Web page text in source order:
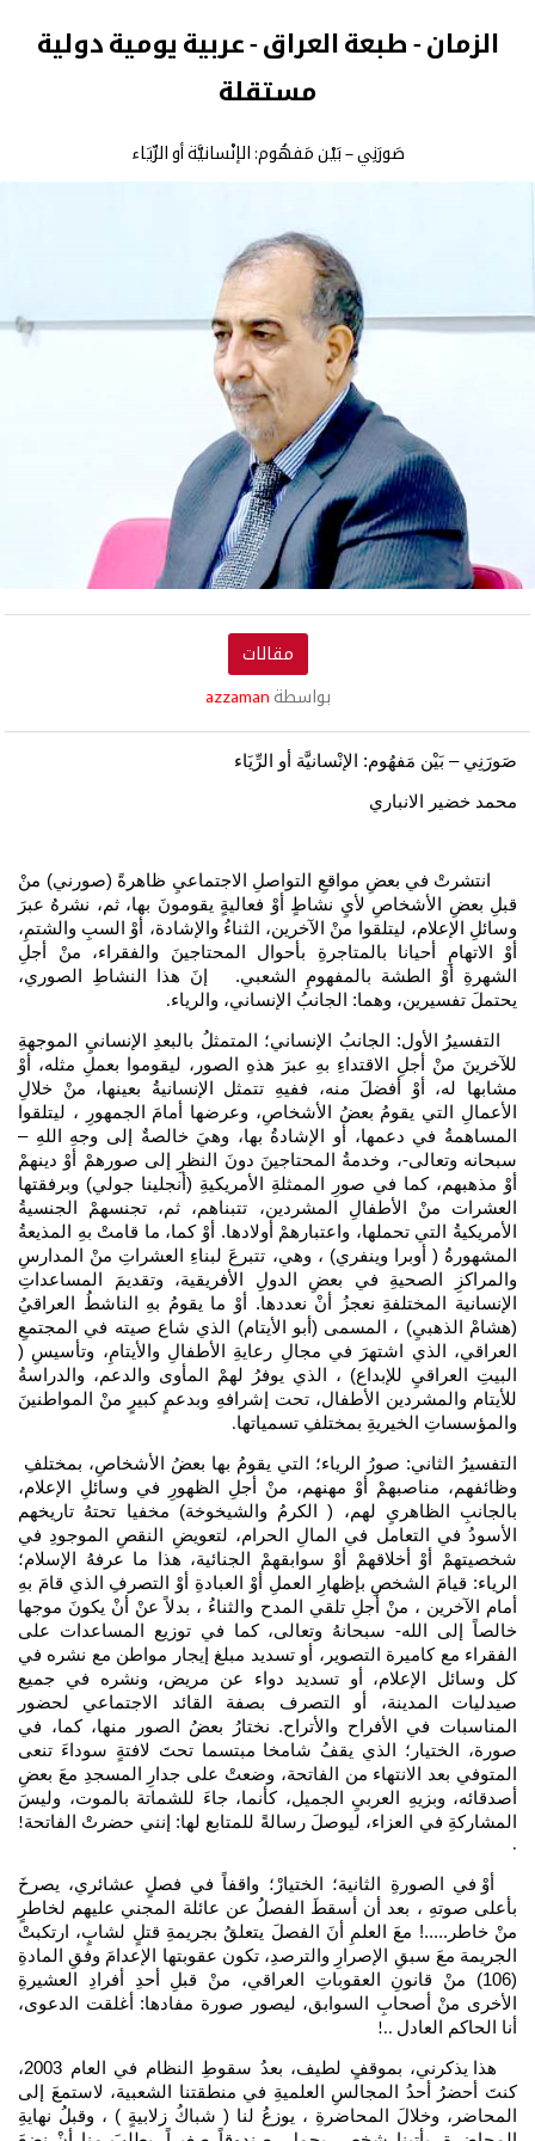
الزمان - طبعة العراق - عربية يومية دولية
مستقلة
صَورَنِي – بَيْن مَفهُوم: الإنْسانيَّة أو الرِّيَاء
مقالات
بواسطة azzaman
صَورَنِي – بَيْن مَفهُوم: الإنْسانيَّة أو الرِّيَاء
محمد خضير الانباري
انتشرتْ في بعضِ مواقعِ التواصلِ الاجتماعيِ ظاهرةً (صورني) منْ
قبلِ بعضِ الأشخاصِ لأيِ نشاطٍ أوْ فعاليةٍ يقومونَ بها، ثم، نشرهُ عبرَ
وسائلِ الإعلام، ليتلقوا منْ الآخرين، الثناءُ والإشادة، أوْ السبِ والشتمِ،
أوْ الاتهامِ أحيانا بالمتاجرةِ بأحوال المحتاجينَ والفقراء، منْ أجلِ
الشهرةِ أوْ الطشة بالمفهومِ الشعبي. إنَ هذا النشاطِ الصوري،
يحتملَ تفسيرين، وهما: الجانبُ الإنساني، والرياء.
التفسيرُ الأول: الجانبُ الإنساني؛ المتمثلُ بالبعدِ الإنسانيِ الموجهةِ
للآخرينَ منْ أجلِ الاقتداءِ بهِ عبرَ هذهِ الصور، ليقوموا بعملِ مثله، أوْ
مشابها له، أوْ أفضلَ منه، ففيهِ تتمثل الإنسانيةُ بعينها، منْ خلالِ
الأعمالِ التي يقومُ بعضُ الأشخاصِ، وعرضها أمامَ الجمهورِ ، ليتلقوا
المساهمةُ في دعمها، أو الإشادةُ بها، وهيَ خالصةٌ إلى وجهِ اللهِ –
سبحانه وتعالى-، وخدمةُ المحتاجينَ دونَ النظرِ إلى صورهمْ أوْ دينهمْ
أوْ مذهبهم، كما في صورِ الممثلةِ الأمريكيةِ (أنجلينا جولي) وبرفقتها
العشرات منْ الأطفالِ المشردين، تتبناهم، ثم، تجنسهمْ الجنسيةُ
الأمريكيةُ التي تحملها، واعتبارهمْ أولادها. أوْ كما، ما قامتْ بهِ المذيعةُ
المشهورةُ ( أوبرا وينفري) ، وهي، تتبرعَ لبناءِ العشراتِ منْ المدارسِ
والمراكزِ الصحيةِ في بعضِ الدولِ الأفريقية، وتقديمَ المساعداتِ
الإنسانية المختلفةِ نعجزُ أنْ نعددها. أوْ ما يقومُ بهِ الناشطُ العراقيُ
(هشامْ الذهبيِ) ، المسمى (أبو الأيتام) الذي شاع صيته في المجتمعِ
العراقي، الذي اشتهرَ في مجالِ رعايةِ الأطفالِ والأيتامِ، وتأسيسِ (
البيتِ العراقيِ للإبداع) ، الذي يوفرُ لهمْ المأوى والدعم، والدراسةُ
للأيتام والمشردين الأطفال، تحت إشرافهِ وبدعمٍ كبيرٍ منْ المواطنينَ
والمؤسساتِ الخيريةِ بمختلفِ تسمياتها.
التفسيرُ الثاني: صورُ الرياء؛ التي يقومُ بها بعضُ الأشخاصِ، بمختلفِ
وظائفهم، مناصبهمْ أوْ مهنهم، منْ أجلِ الظهورِ في وسائلِ الإعلام،
بالجانبِ الظاهريِ لهم، ( الكرمُ والشيخوخة) مخفيا تحتهُ تاريخهم
الأسودُ في التعامل في المالِ الحرام، لتعويضِ النقصِ الموجودِ في
شخصيتهمْ أوْ أخلاقهمْ أوْ سوابقهمْ الجنائية، هذا ما عرفهُ الإسلام؛
الرياء: قيامَ الشخصِ بإظهارِ العملِ أوْ العبادةِ أوْ التصرفِ الذي قامَ بهِ
أمام الآخرين ، منْ أجلِ تلقي المدح والثناءُ ، بدلاً عنْ أنْ يكونَ موجها
خالصاً إلى الله- سبحانهُ وتعالى، كما في توزيع المساعدات على
الفقراء مع كاميرة التصوير، أو تسديد مبلغ إيجار مواطن مع نشره في
كل وسائل الإعلام، أو تسديد دواء عن مريض، ونشره في جميع
صيدليات المدينة، أو التصرف بصفة القائد الاجتماعي لحضور
المناسبات في الأفراح والأتراح. نختارُ بعضُ الصور منها، كما، في
صورة، الختيار؛ الذي يقفُ شامخا مبتسما تحتَ لافتةٍ سوداءَ تنعى
المتوفي بعد الانتهاء من الفاتحة، وضعتْ على جدارِ المسجدِ معَ بعضِ
أصدقائه، وبزيهِ العربيِ الجميل، كأنما، جاءَ للشماتة بالموت، وليسَ
المشاركةِ في العزاء، ليوصلَ رسالةً للمتابع لها: إنني حضرتْ الفاتحة!
.
أوْ في الصورةِ الثانية؛ الختيارْ؛ واقفاً في فصلٍ عشائري، يصرخَ
بأعلى صوتهِ ، بعد أن أسقطَ الفصلُ عن عائلة المجني عليهم لخاطرٍ
منْ خاطر.....! معَ العلمِ أنَ الفصلَ يتعلقُ بجريمةِ قتلٍ لشابٍ، ارتكبتْ
الجريمة معَ سبقِ الإصرارِ والترصدِ، تكون عقوبتها الإعدامَ وفقِ المادةِ
(106) منْ قانونِ العقوباتِ العراقي، منْ قبلِ أحدِ أفرادِ العشيرةِ
الأخرى منْ أصحابِ السوابق، ليصور صورة مفادها: أغلقت الدعوى،
أنا الحاكم العادل ..!
هذا يذكرني، بموقفٍ لطيف، بعدُ سقوطِ النظام في العام 2003،
كنتَ أحضرُ أحدُ المجالسِ العلميةِ في منطقتنا الشعبية، لاستمعَ إلى
المحاضر، وخلالَ المحاضرةِ ، يوزعُ لنا ( شباكُ زلابيةٍ ) ، وقبلُ نهايةِ